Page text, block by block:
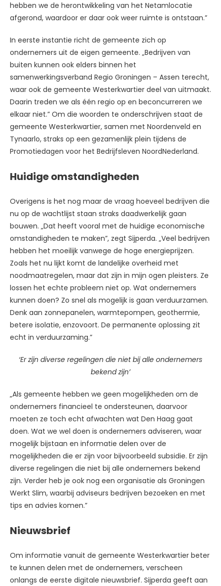
hebben we de herontwikkeling van het Netamlocatie
afgerond, waardoor er daar ook weer ruimte is ontstaan.”
In eerste instantie richt de gemeente zich op
ondernemers uit de eigen gemeente. „Bedrijven van
buiten kunnen ook elders binnen het
samenwerkingsverband Regio Groningen – Assen terecht,
waar ook de gemeente Westerkwartier deel van uitmaakt.
Daarin treden we als één regio op en beconcurreren we
elkaar niet.” Om die woorden te onderschrijven staat de
gemeente Westerkwartier, samen met Noordenveld en
Tynaarlo, straks op een gezamenlijk plein tijdens de
Promotiedagen voor het Bedrijfsleven NoordNederland.
Huidige omstandigheden
Overigens is het nog maar de vraag hoeveel bedrijven die
nu op de wachtlijst staan straks daadwerkelijk gaan
bouwen. „Dat heeft vooral met de huidige economische
omstandigheden te maken”, zegt Sijperda. „Veel bedrijven
hebben het moeilijk vanwege de hoge energieprijzen.
Zoals het nu lijkt komt de landelijke overheid met
noodmaatregelen, maar dat zijn in mijn ogen pleisters. Ze
lossen het echte probleem niet op. Wat ondernemers
kunnen doen? Zo snel als mogelijk is gaan verduurzamen.
Denk aan zonnepanelen, warmtepompen, geothermie,
betere isolatie, enzovoort. De permanente oplossing zit
echt in verduurzaming.”
‘Er zijn diverse regelingen die niet bij alle ondernemers
bekend zijn’
„Als gemeente hebben we geen mogelijkheden om de
ondernemers financieel te ondersteunen, daarvoor
moeten ze toch echt afwachten wat Den Haag gaat
doen. Wat we wel doen is ondernemers adviseren, waar
mogelijk bijstaan en informatie delen over de
mogelijkheden die er zijn voor bijvoorbeeld subsidie. Er zijn
diverse regelingen die niet bij alle ondernemers bekend
zijn. Verder heb je ook nog een organisatie als Groningen
Werkt Slim, waarbij adviseurs bedrijven bezoeken en met
tips en advies komen.”
Nieuwsbrief
Om informatie vanuit de gemeente Westerkwartier beter
te kunnen delen met de ondernemers, verscheen
onlangs de eerste digitale nieuwsbrief. Sijperda geeft aan